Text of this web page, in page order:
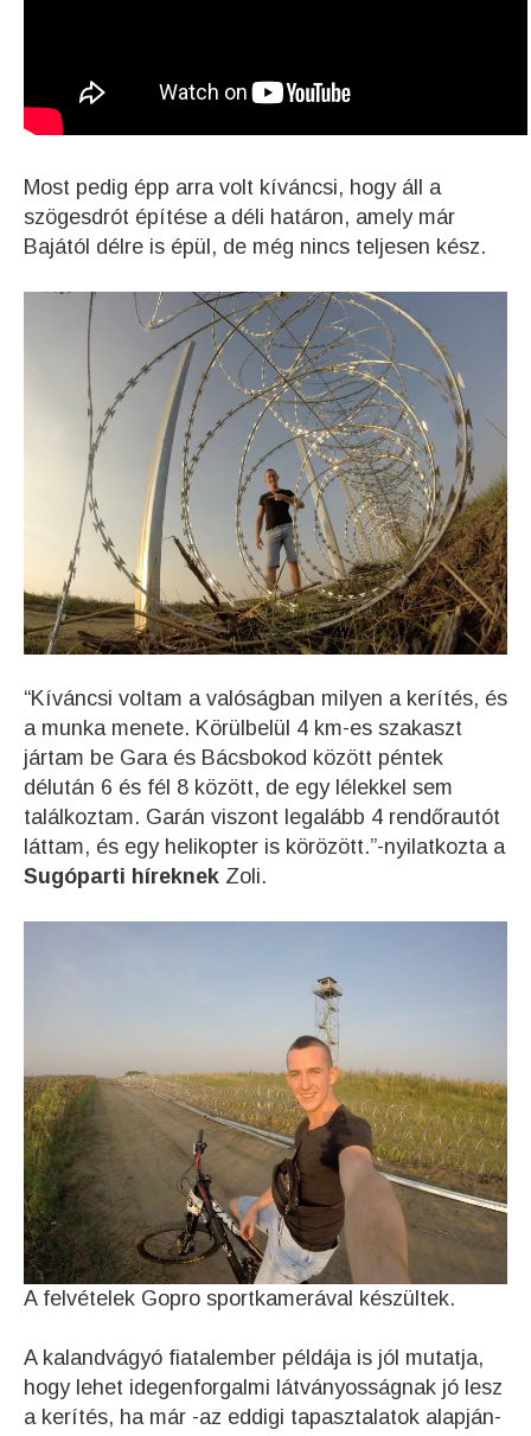
Most pedig épp arra volt kíváncsi, hogy áll a
szögesdrót építése a déli határon, amely már
Bajától délre is épül, de még nincs teljesen kész.
“Kíváncsi voltam a valóságban milyen a kerítés, és
a munka menete. Körülbelül 4 km-es szakaszt
jártam be Gara és Bácsbokod között péntek
délután 6 és fél 8 között, de egy lélekkel sem
találkoztam. Garán viszont legalább 4 rendőrautót
láttam, és egy helikopter is körözött.”-nyilatkozta a
Sugóparti híreknek Zoli.
A felvételek Gopro sportkamerával készültek.
A kalandvágyó fiatalember példája is jól mutatja,
hogy lehet idegenforgalmi látványosságnak jó lesz
a kerítés, ha már -az eddigi tapasztalatok alapján-